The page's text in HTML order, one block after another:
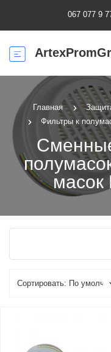
067 077 9
Главная
Фильтры к
масок